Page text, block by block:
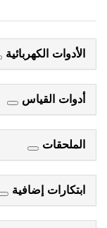
الأدوات الكهربائية
أدوات القياس
الملحقات
ابتكارات إضافية